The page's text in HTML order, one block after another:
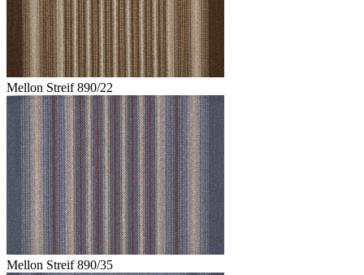
Mellon Streif 890/22
Mellon Streif 890/35